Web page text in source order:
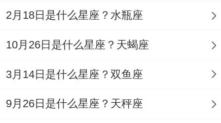
第一星座视角下的天蝎座今日运势了解
星象能量:月孛同木星的交织关系到
月孛激发深层欲望
特别是在财务跟情感领域需警惕勾引.
2月18日是什么星座？水瓶座
10月26日是什么星座？天蝎座
3月14日是什么星座？双鱼座
9月26日是什么星座？天秤座